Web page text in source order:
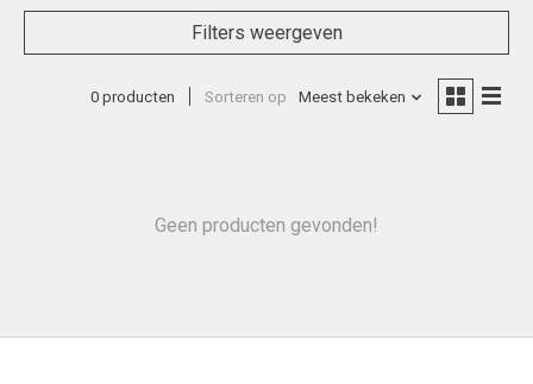
Filters weergeven
0 producten Sorteren op Meest bekeken
Geen producten gevonden!